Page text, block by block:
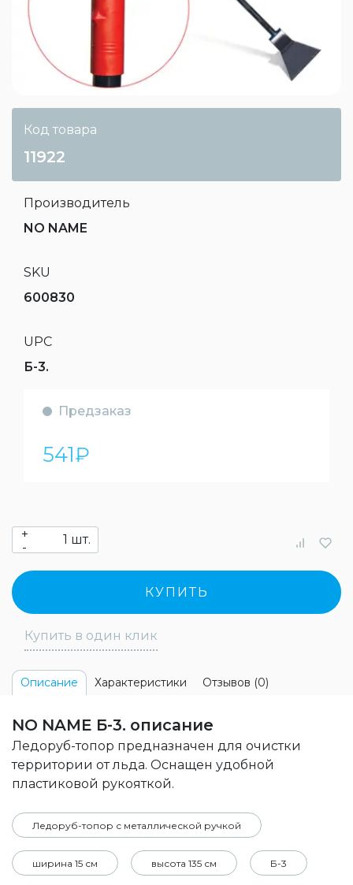
Код товара
11922
Производитель
NO NAME
SKU
600830
UPC
Б-3.
Предзаказ
541₽
+
-
шт.
КУПИТЬ
Купить в один клик
Описание Характеристики Отзывов (0)
NO NAME Б-3. описание
Ледоруб-топор предназначен для очистки
территории от льда. Оснащен удобной
пластиковой рукояткой.
Ледоруб-топор с металлической ручкой
ширина 15 см высота 135 см Б-3